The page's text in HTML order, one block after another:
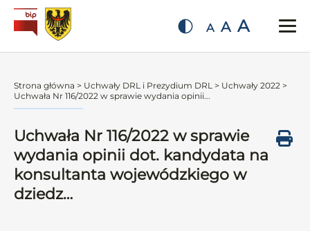
A A A
Strona główna > Uchwały DRL i Prezydium DRL > Uchwały 2022 >
Uchwała Nr 116/2022 w sprawie wydania opinii...
Uchwała Nr 116/2022 w sprawie
wydania opinii dot. kandydata na
konsultanta wojewódzkiego w
dziedz…